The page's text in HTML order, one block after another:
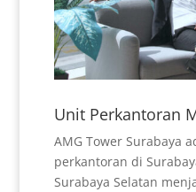
Unit Perkantoran
AMG Tower Surabaya
perkantoran di
Surabaya Selatan